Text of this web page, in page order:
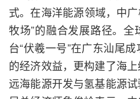
式。在海洋能源领域，中
牧场”的融合发展路径。
台“伏羲一号”在广东汕尾
的经济效益，更构建了海
远海能源开发与氢基能源